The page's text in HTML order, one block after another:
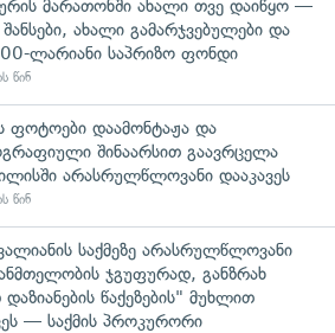
მარათონში ახალი თვე დაიწყო —
ახალი გამარჯვებულები და
ლარიანი საპრიზო ფონდი
წინ
ფოტოები დაამონტაჟა და
შინაარსით გაავრცელა
არასრულწლოვანი დააკავეს
წინ
საქმეზე არასრულწლოვანი
ჯგუფურად, განზრახ
დაზიანების წაქეზების" მუხლით
— საქმის პროკურორი